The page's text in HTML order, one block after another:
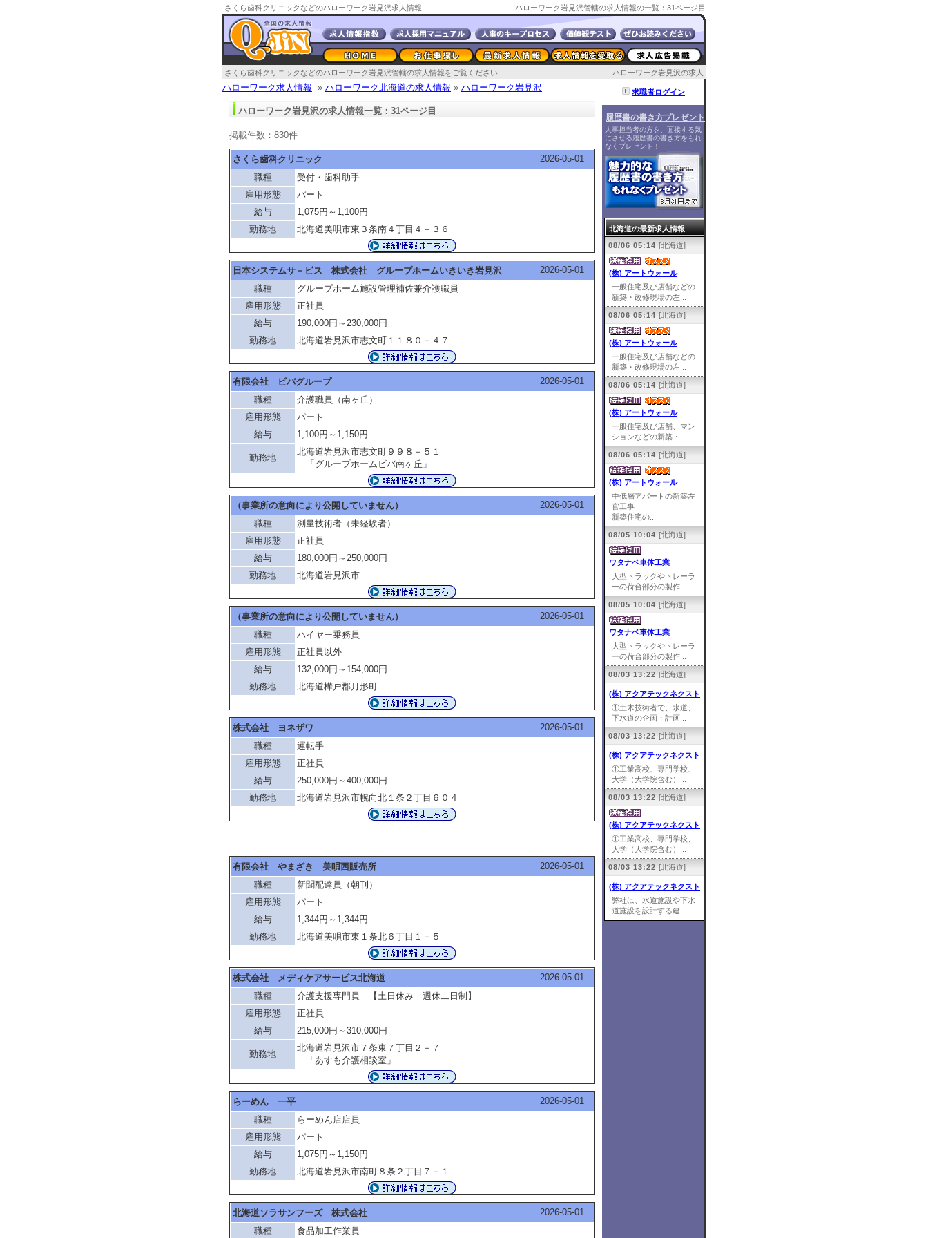
さくら歯科クリニックなどのハローワーク岩見沢求人情報 ハローワーク岩見沢管轄の求人情報の一覧：31ページ目
ハローワーク岩見沢の求人
さくら歯科クリニックなどのハローワーク岩見沢管轄の求人情報をご覧ください
ハローワーク求人情報 » ハローワーク北海道の求人情報 » ハローワーク岩見沢
ハローワーク岩見沢の求人情報一覧：31ページ目
掲載件数：830件
さくら歯科クリニック
2026-05-01
職種
受付・歯科助手
雇用形態
パート
給与
1,075円～1,100円
勤務地
北海道美唄市東３条南４丁目４－３６
日本システムサ－ビス 株式会社 グループホームいきいき岩見沢
2026-05-01
職種
グループホーム施設管理補佐兼介護職員
雇用形態
正社員
給与
190,000円～230,000円
勤務地
北海道岩見沢市志文町１１８０－４７
有限会社 ビバグループ
2026-05-01
職種
介護職員（南ヶ丘）
雇用形態
パート
給与
1,100円～1,150円
勤務地
北海道岩見沢市志文町９９８－５１
「グループホームビバ南ヶ丘」
（事業所の意向により公開していません）
2026-05-01
職種
測量技術者（未経験者）
雇用形態
正社員
給与
180,000円～250,000円
勤務地
北海道岩見沢市
（事業所の意向により公開していません）
2026-05-01
職種
ハイヤー乗務員
雇用形態
正社員以外
給与
132,000円～154,000円
勤務地
北海道樺戸郡月形町
株式会社 ヨネザワ
2026-05-01
職種
運転手
雇用形態
正社員
給与
250,000円～400,000円
勤務地
北海道岩見沢市幌向北１条２丁目６０４
有限会社 やまざき 美唄西販売所
2026-05-01
職種
新聞配達員（朝刊）
雇用形態
パート
給与
1,344円～1,344円
勤務地
北海道美唄市東１条北６丁目１－５
株式会社 メディケアサービス北海道
2026-05-01
職種
介護支援専門員 【土日休み 週休二日制】
雇用形態
正社員
給与
215,000円～310,000円
勤務地
北海道岩見沢市７条東７丁目２－７
「あすも介護相談室」
らーめん 一平
2026-05-01
職種
らーめん店店員
雇用形態
パート
給与
1,075円～1,150円
勤務地
北海道岩見沢市南町８条２丁目７－１
北海道ソラサンフーズ 株式会社
2026-05-01
職種
食品加工作業員
求職者ログイン
履歴書の書き方プレゼント
人事担当者の方を、面接する気
にさせる履歴書の書き方をもれ
なくプレゼント！
北海道の最新求人情報
08/06 05:14 [北海道]
(株) アートウォール
一般住宅及び店舗などの
新築・改修現場の左...
08/06 05:14 [北海道]
(株) アートウォール
一般住宅及び店舗などの
新築・改修現場の左...
08/06 05:14 [北海道]
(株) アートウォール
一般住宅及び店舗、マン
ションなどの新築・...
08/06 05:14 [北海道]
(株) アートウォール
中低層アパートの新築左
官工事
新築住宅の...
08/05 10:04 [北海道]
ワタナベ車体工業
大型トラックやトレーラ
ーの荷台部分の製作...
08/05 10:04 [北海道]
ワタナベ車体工業
大型トラックやトレーラ
ーの荷台部分の製作...
08/03 13:22 [北海道]
(株) アクアテックネクスト
①土木技術者で、水道、
下水道の企画・計画...
08/03 13:22 [北海道]
(株) アクアテックネクスト
①工業高校、専門学校、
大学（大学院含む）...
08/03 13:22 [北海道]
(株) アクアテックネクスト
①工業高校、専門学校、
大学（大学院含む）...
08/03 13:22 [北海道]
(株) アクアテックネクスト
弊社は、水道施設や下水
道施設を設計する建...